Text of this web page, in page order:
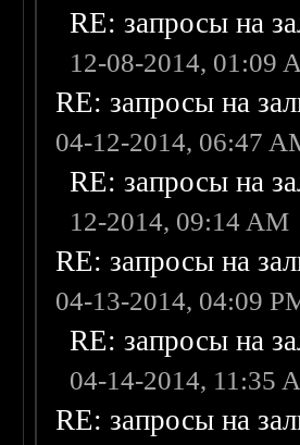
RE: запросы на
12-08-2014, 01:09
RE: запросы на
04-12-2014, 06:47
RE: запросы на
12-2014, 09:14 AM
RE: запросы на
04-13-2014, 04:09
RE: запросы на
04-14-2014, 11:35
RE: запросы на